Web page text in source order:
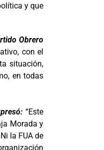
y que
Obrero
con el
situación,
en todas
“Este
Morada y
la FUA de